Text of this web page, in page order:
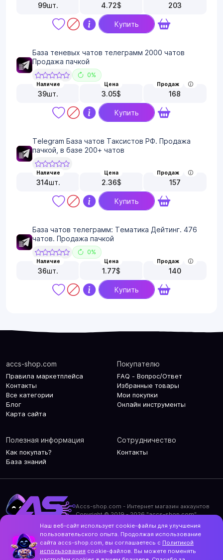
99шт. 4.72$ 203
Купить
База теневых чатов телеграмм 2000 чатов
Продажа пачкой
0%
Наличие
39шт.
Цена
3.05$
Продаж
168
Купить
Telegram База чатов Таксистов РФ. Продажа
пачкой, в базе 200+ чатов
Наличие
314шт.
Цена
2.36$
Продаж
157
Купить
База чатов телеграмм: Тематика Дейтинг. 476
чатов. Продажа пачкой
0%
Наличие
36шт.
Цена
1.77$
Продаж
140
Купить
accs-shop.com
Правила маркетплейса
Контакты
Все категории
Блог
Карта сайта
Покупателю
FAQ - Вопрос/Ответ
Избранные товары
Мои покупки
Онлайн инструменты
Полезная информация
Как покупать?
База знаний
Сотрудничество
Контакты
Accs-shop.com - Интернет магазин аккаунтов
Copyright © 2019 - 2026 "accs-shop.com"
Политика использования cookie-файлов
Контакты и актуальный адрес сайта
Structo
Наш веб-сайт использует cookie-файлы для улучшения
пользовательского опыта. Продолжая использование
сайта accs-shop.com, вы соглашаетесь с Политикой
использования cookie-файлов. Вы можете поменять